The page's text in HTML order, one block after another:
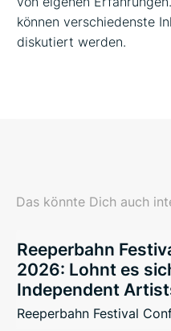
können verschiedenste
diskutiert werden.
Das könnte Dich auch
Reeperbahn
2026: Lohnt es
Independent
Reeperbahn Festival